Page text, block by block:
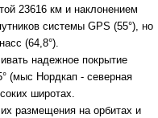
23616 км и наклонением
системы GPS (55°), но
(64,8°).
надежное покрытие
(мыс Нордкап - северная
широтах.
размещения на орбитах и